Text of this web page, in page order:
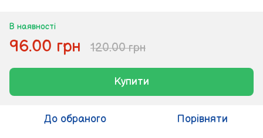
В наявності
96.00 грн 120.00 грн
Купити
До обраного Порівняти